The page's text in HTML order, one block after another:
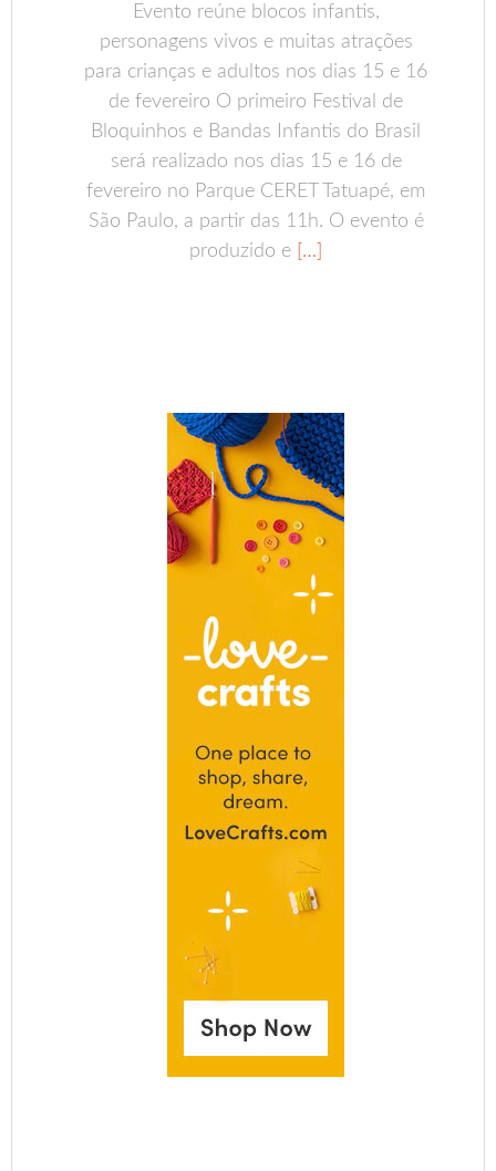
Evento reúne blocos infantis,
personagens vivos e muitas atrações
para crianças e adultos nos dias 15 e 16
de fevereiro O primeiro Festival de
Bloquinhos e Bandas Infantis do Brasil
será realizado nos dias 15 e 16 de
fevereiro no Parque CERET Tatuapé, em
São Paulo, a partir das 11h. O evento é
produzido e […]